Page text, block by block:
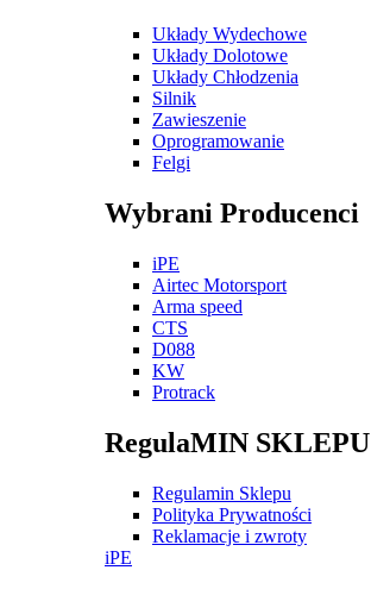
Układy Wydechowe
Układy Dolotowe
Układy Chłodzenia
Silnik
Zawieszenie
Oprogramowanie
Felgi
Wybrani Producenci
iPE
Airtec Motorsport
Arma speed
CTS
D088
KW
Protrack
RegulaMIN SKLEPU
Regulamin Sklepu
Polityka Prywatności
Reklamacje i zwroty
iPE